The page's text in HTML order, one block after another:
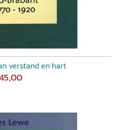
verstand en hart